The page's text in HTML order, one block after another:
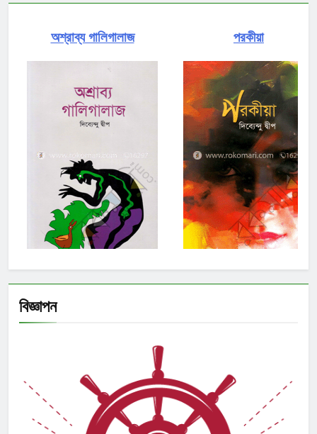
অশ্রাব্য গালিগালাজ
বিজ্ঞাপন